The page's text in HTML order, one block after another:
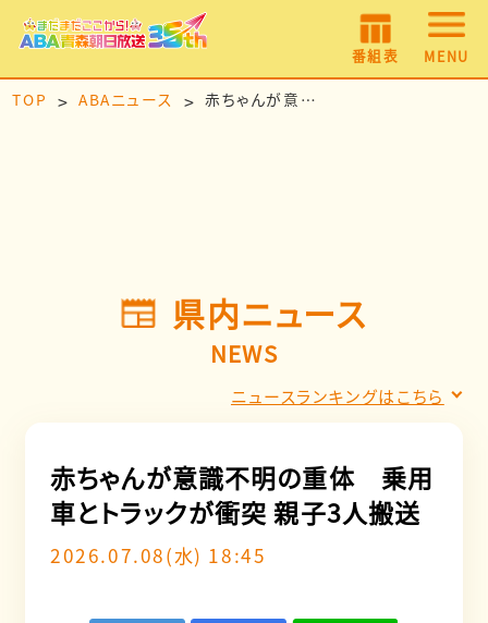
番組表 MENU
TOP ABAニュース 赤ちゃんが意識不明の重体 乗用車とトラックが衝突 親子3人搬送
県内ニュース
NEWS
ニュースランキングはこちら
赤ちゃんが意識不明の重体 乗用
車とトラックが衝突 親子3人搬送
2026.07.08(水) 18:45